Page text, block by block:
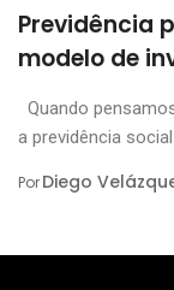
Previdência
modelo de
Quando
a previdência social
PorDiego